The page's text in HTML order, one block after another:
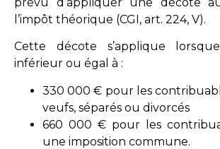
l’impôt théorique (CGI, art. 224, V).
Cette décote s’applique
inférieur ou égal à :
330 000 € pour les
veufs, séparés ou divorcés
660 000 € pour les
une imposition commune.